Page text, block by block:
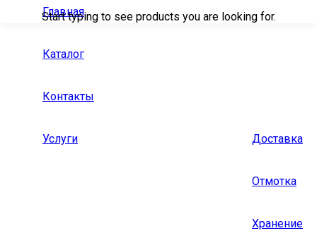
Start typing to see products you are looking for.
Главная
Каталог
Контакты
Услуги Доставка
Отмотка
Хранение